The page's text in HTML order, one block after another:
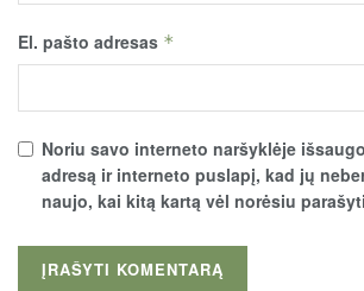
El. pašto adresas *
Noriu savo interneto naršyklėje
adresą ir interneto puslapį, kad jų
naujo, kai kitą kartą vėl norėsiu